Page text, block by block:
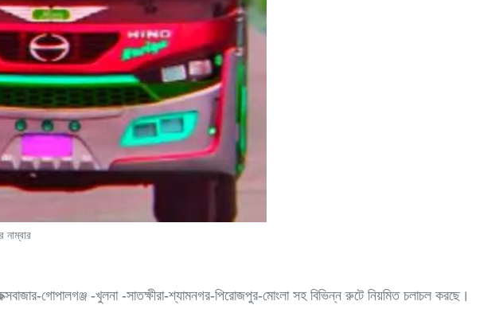
নাম্বার
গোপালগঞ্জ -খুলনা -সাতক্ষীরা-শ্যামনগর-পিরোজপুর-মোংলা সহ বিভিন্ন রুটে নিয়মিত চলাচল করছে।